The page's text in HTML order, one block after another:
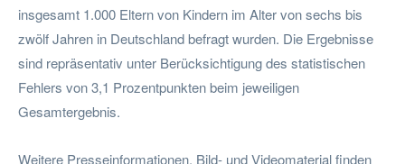
insgesamt 1.000 Eltern von Kindern im Alter von sechs bis
zwölf Jahren in Deutschland befragt wurden. Die Ergebnisse
sind repräsentativ unter Berücksichtigung des statistischen
Fehlers von 3,1 Prozentpunkten beim jeweiligen
Gesamtergebnis.
Weitere Presseinformationen, Bild- und Videomaterial finden